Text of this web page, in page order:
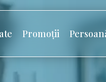
Promoții